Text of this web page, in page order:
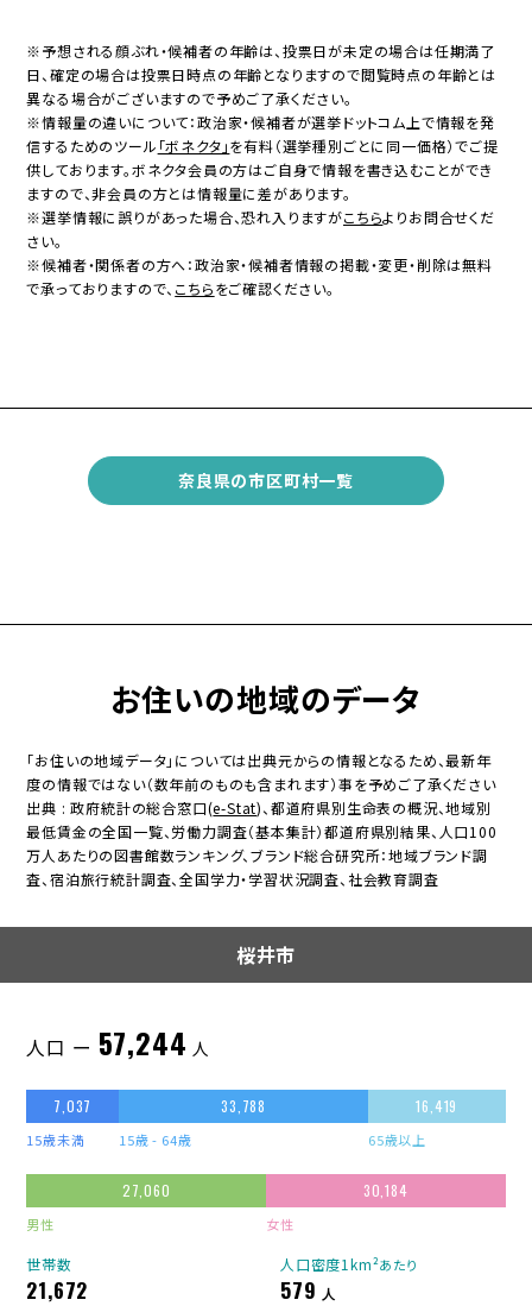
※予想される顔ぶれ・候補者の年齢は、投票日が未定の場合は任期満了
日、確定の場合は投票日時点の年齢となりますので閲覧時点の年齢とは
異なる場合がございますので予めご了承ください。
※情報量の違いについて：政治家・候補者が選挙ドットコム上で情報を発
信するためのツール 「ボネクタ」を有料（選挙種別ごとに同一価格）でご提
供しております。ボネクタ会員の方はご自身で情報を書き込むことができ
ますので、非会員の方とは情報量に差があります。
※選挙情報に誤りがあった場合、恐れ入りますがこちらよりお問合せくだ
さい。
※候補者・関係者の方へ：政治家・候補者情報の掲載・変更・削除は無料
で承っておりますので、 こちらをご確認ください。
奈良県の市区町村一覧
お住いの地域のデータ
「お住いの地域データ」については出典元からの情報となるため、最新年
度の情報ではない（数年前のものも含まれます）事を予めご了承ください
出典 : 政府統計の総合窓口(e-Stat)、都道府県別生命表の概況、地域別
最低賃金の全国一覧、労働力調査（基本集計）都道府県別結果、人口100
万人あたりの図書館数ランキング、ブランド総合研究所：地域ブランド調
査、宿泊旅行統計調査、全国学力・学習状況調査、社会教育調査
桜井市
人口 ー 57,244 人
7,037
15歳未満
33,788
15歳 - 64歳
16,419
65歳以上
27,060
男性
30,184
女性
世帯数
21,672
人口密度1km²あたり
579 人